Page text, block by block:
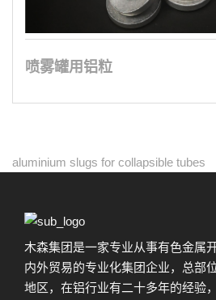
喷雾罐用铝粒
aluminium slugs for collapsible tubes
木森集团是一家专业从事有色金属
内外贸易的专业化集团企业，总部
地区，在铝行业有二十多年的经验